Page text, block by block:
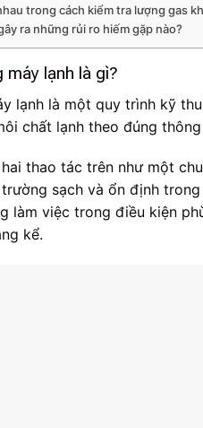
trong cách kiểm tra lượng gas
ra những rủi ro hiếm gặp nào?
lạnh là gì?
lạnh là một quy trình kỹ
chất lạnh theo đúng
thao tác trên như một
sạch và ổn định
làm việc trong điều kiện
kể.